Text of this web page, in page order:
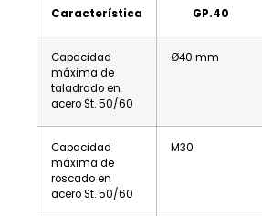
Característica GP.40
Capacidad
máxima de
taladrado en
acero St. 50/60
Ø40 mm
Capacidad
máxima de
roscado en
acero St. 50/60
M30